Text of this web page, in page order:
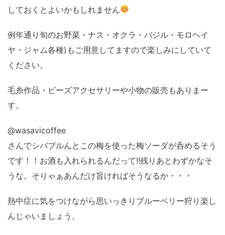
しておくとよいかもしれません
例年通り旬のお野菜・ナス・オクラ・バジル・モロヘイ
ヤ・ジャム各種)もご用意してますので楽しみにしていて
ください。
毛糸作品・ビーズアクセサリーや小物の販売もありまー
す。
@wasavicoffee
さんでシバブルんとこの梅を使った梅ソーダが呑めるそう
です！！お酒も入れられるんだって!!残りあとわずかなそ
うな。そりゃぁあんだけ旨ければそうなるか・・・
熱中症に気をつけながら思いっきりブルーベリー狩り楽し
んじゃいましょう。